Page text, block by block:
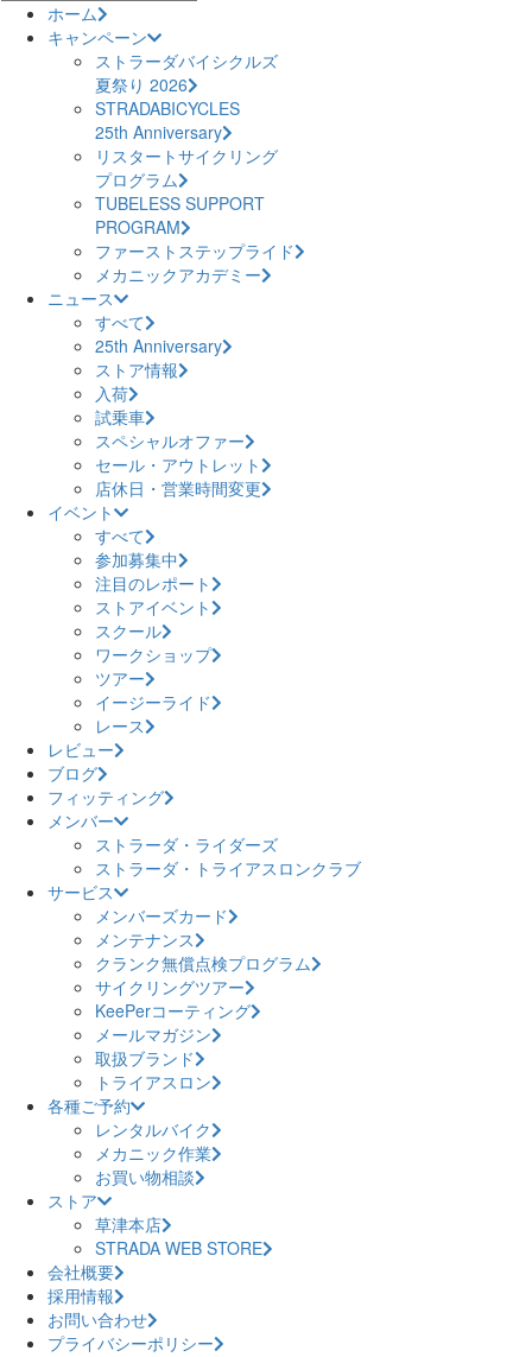
ホーム
キャンペーン
ストラーダバイシクルズ
夏祭り 2026
STRADABICYCLES
25th Anniversary
リスタートサイクリング
プログラム
TUBELESS SUPPORT
PROGRAM
ファーストステップライド
メカニックアカデミー
ニュース
すべて
25th Anniversary
ストア情報
入荷
試乗車
スペシャルオファー
セール・アウトレット
店休日・営業時間変更
イベント
すべて
参加募集中
注目のレポート
ストアイベント
スクール
ワークショップ
ツアー
イージーライド
レース
レビュー
ブログ
フィッティング
メンバー
ストラーダ・ライダーズ
ストラーダ・トライアスロンクラブ
サービス
メンバーズカード
メンテナンス
クランク無償点検プログラム
サイクリングツアー
KeePerコーティング
メールマガジン
取扱ブランド
トライアスロン
各種ご予約
レンタルバイク
メカニック作業
お買い物相談
ストア
草津本店
STRADA WEB STORE
会社概要
採用情報
お問い合わせ
プライバシーポリシー